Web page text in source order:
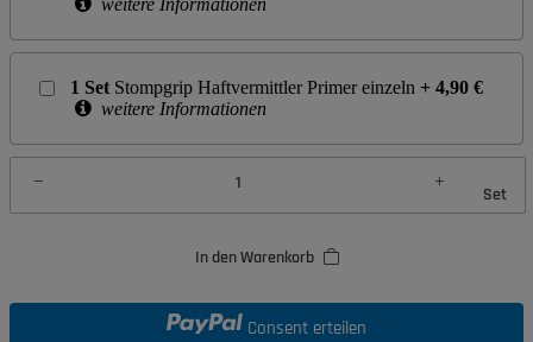
weitere Informationen
1 Set Stompgrip Haftvermittler Primer einzeln + 4,90 €
weitere Informationen
Set
In den Warenkorb
Consent erteilen